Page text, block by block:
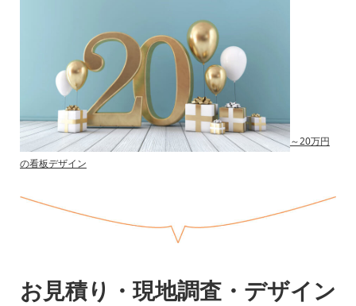
～20万円
の看板デザイン
お見積り・現地調査・デザイン